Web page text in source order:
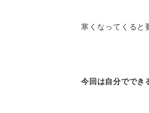
寒くなってくると
今回は自分ででき